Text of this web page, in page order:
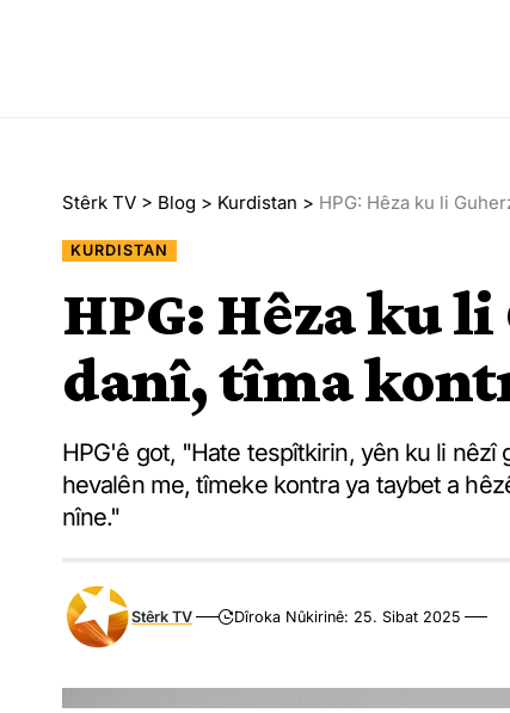
Stêrk TV > Blog > Kurdistan > HPG: Hêza ku li
KURDISTAN
HPG: Hêza ku
danî, tîma
HPG'ê got, "Hate tespîtkirin, yên ku li nêzî
hevalên me, tîmeke kontra ya taybet a
nîne."
Stêrk TV Dîroka Nûkirinê: 25. Sibat 2025